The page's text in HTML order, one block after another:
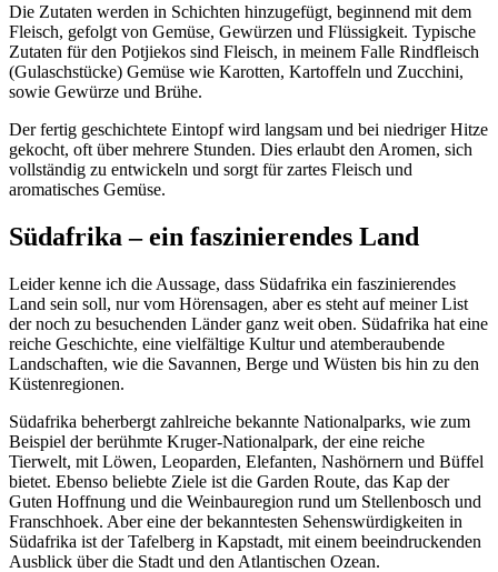
Die Zutaten werden in Schichten hinzugefügt, beginnend mit dem
Fleisch, gefolgt von Gemüse, Gewürzen und Flüssigkeit. Typische
Zutaten für den Potjiekos sind Fleisch, in meinem Falle Rindfleisch
(Gulaschstücke) Gemüse wie Karotten, Kartoffeln und Zucchini,
sowie Gewürze und Brühe.
Der fertig geschichtete Eintopf wird langsam und bei niedriger Hitze
gekocht, oft über mehrere Stunden. Dies erlaubt den Aromen, sich
vollständig zu entwickeln und sorgt für zartes Fleisch und
aromatisches Gemüse.
Südafrika – ein faszinierendes Land
Leider kenne ich die Aussage, dass Südafrika ein faszinierendes
Land sein soll, nur vom Hörensagen, aber es steht auf meiner List
der noch zu besuchenden Länder ganz weit oben. Südafrika hat eine
reiche Geschichte, eine vielfältige Kultur und atemberaubende
Landschaften, wie die Savannen, Berge und Wüsten bis hin zu den
Küstenregionen.
Südafrika beherbergt zahlreiche bekannte Nationalparks, wie zum
Beispiel der berühmte Kruger-Nationalpark, der eine reiche
Tierwelt, mit Löwen, Leoparden, Elefanten, Nashörnern und Büffel
bietet. Ebenso beliebte Ziele ist die Garden Route, das Kap der
Guten Hoffnung und die Weinbauregion rund um Stellenbosch und
Franschhoek. Aber eine der bekanntesten Sehenswürdigkeiten in
Südafrika ist der Tafelberg in Kapstadt, mit einem beeindruckenden
Ausblick über die Stadt und den Atlantischen Ozean.